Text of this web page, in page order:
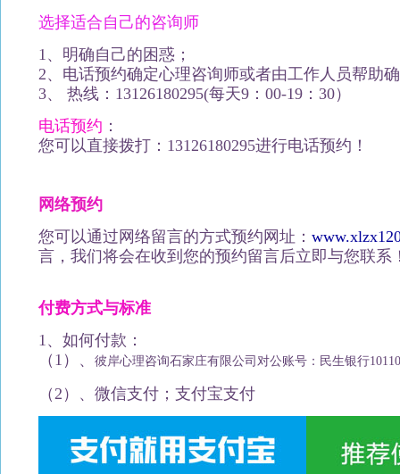
选择适合自己的咨询师
1、明确自己的困惑；
2、电话预约确定心理咨询师或者由工作人员帮助
3、 热线：13126180295(每天9：00-19：30）
电话预约 ：
您可以直接拨打：13126180295进行电话预约！
网络预约
您可以通过网络留言的方式预约网址：
言，我们将会在收到您的预约留言后立即与您联系
付费方式与标准
1、如何付款：
（1）、
彼岸心理咨询石家庄有限公司对公账号：民生银行
（2）、微信支付；支付宝支付